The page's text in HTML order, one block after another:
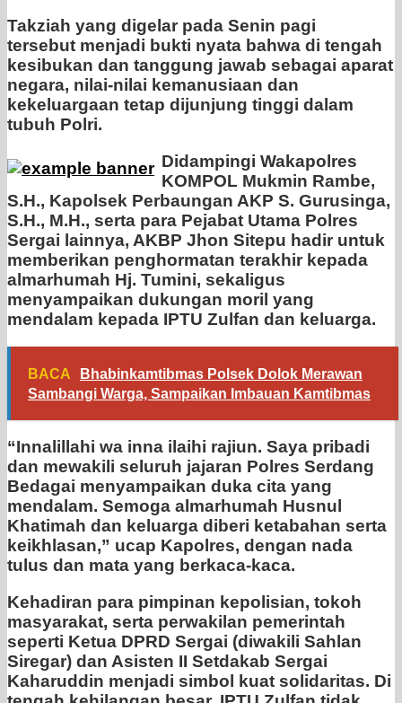
Takziah yang digelar pada Senin pagi
tersebut menjadi bukti nyata bahwa di tengah
kesibukan dan tanggung jawab sebagai aparat
negara, nilai-nilai kemanusiaan dan
kekeluargaan tetap dijunjung tinggi dalam
tubuh Polri.
Didampingi Wakapolres
KOMPOL Mukmin Rambe,
S.H., Kapolsek Perbaungan AKP S. Gurusinga,
S.H., M.H., serta para Pejabat Utama Polres
Sergai lainnya, AKBP Jhon Sitepu hadir untuk
memberikan penghormatan terakhir kepada
almarhumah Hj. Tumini, sekaligus
menyampaikan dukungan moril yang
mendalam kepada IPTU Zulfan dan keluarga.
BACA
Bhabinkamtibmas Polsek Dolok Merawan
Sambangi Warga, Sampaikan Imbauan Kamtibmas
“Innalillahi wa inna ilaihi rajiun. Saya pribadi
dan mewakili seluruh jajaran Polres Serdang
Bedagai menyampaikan duka cita yang
mendalam. Semoga almarhumah Husnul
Khatimah dan keluarga diberi ketabahan serta
keikhlasan,” ucap Kapolres, dengan nada
tulus dan mata yang berkaca-kaca.
Kehadiran para pimpinan kepolisian, tokoh
masyarakat, serta perwakilan pemerintah
seperti Ketua DPRD Sergai (diwakili Sahlan
Siregar) dan Asisten II Setdakab Sergai
Kaharuddin menjadi simbol kuat solidaritas. Di